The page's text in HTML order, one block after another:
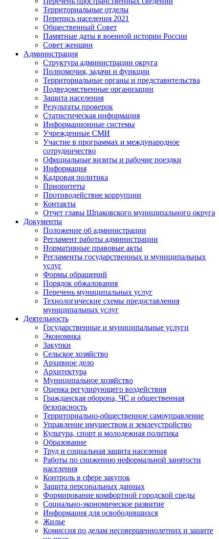
Территориальные отделы
Перепись населения 2021
Общественный Совет
Памятные даты в военной истории России
Совет женщин
Администрация
Структура администрации округа
Полномочия, задачи и функции
Территориальные органы и представительства
Подведомственные организации
Защита населения
Результаты проверок
Статистическая информация
Информационные системы
Учрежденные СМИ
Участие в программах и международное
сотрудничество
Официальные визиты и рабочие поездки
Информация
Кадровая политика
Приоритеты
Противодействие коррупции
Контакты
Отчет главы Шпаковского муниципального округа
Документы
Положение об администрации
Регламент работы администрации
Нормативные правовые акты
Регламенты государственных и муниципальных
услуг
Формы обращений
Порядок обжалования
Перечень муниципальных услуг
Технологические схемы предоставления
муниципальных услуг
Деятельность
Государственные и муниципальные услуги
Экономика
Закупки
Сельское хозяйство
Архивное дело
Архитектура
Муниципальное хозяйство
Оценка регулирующего воздействия
Гражданская оборона, ЧС и общественная
безопасность
Территориально-общественное самоуправление
Управление имуществом и землеустройство
Культура, спорт и молодежная политика
Образование
Труд и социальная защита населения
Работы по снижению неформальной занятости
населения
Контроль в сфере закупок
Защита персональных данных
Формирование комфортной городской среды
Социально-экономическое развитие
Информация для освободившихся
Жилье
Комиссия по делам несовершеннолетних и защите